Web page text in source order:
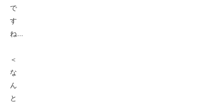
で
す
ね…
＜
な
ん
と